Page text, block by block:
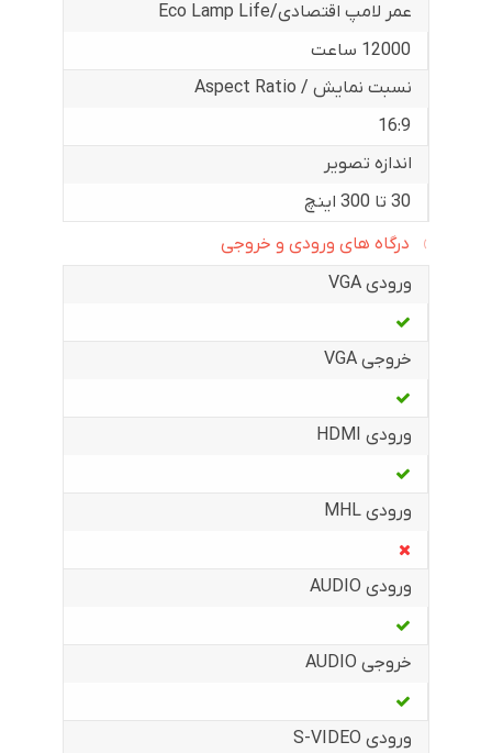
عمر لامپ اقتصادی/Eco Lamp Life
12000 ساعت
نسبت نمایش / Aspect Ratio
16:9
اندازه تصویر
30 تا 300 اینچ
درگاه های ورودی و خروجی
ورودی VGA
خروجی VGA
ورودی HDMI
ورودی MHL
ورودی AUDIO
خروجی AUDIO
ورودی S-VIDEO